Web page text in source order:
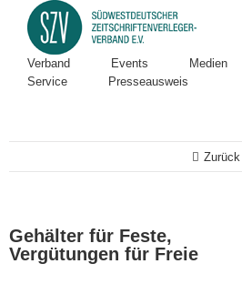
Verband Events Medien
Service
Presseausweis
Zurück
Gehälter für Feste,
Vergütungen für Freie